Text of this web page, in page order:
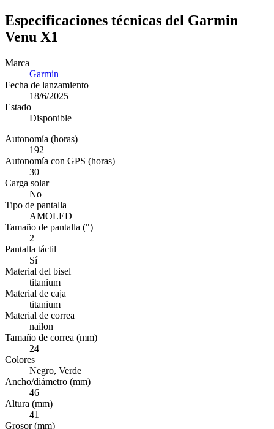
Especificaciones técnicas del Garmin
Venu X1
Marca
Garmin
Fecha de lanzamiento
18/6/2025
Estado
Disponible
Autonomía (horas)
192
Autonomía con GPS (horas)
30
Carga solar
No
Tipo de pantalla
AMOLED
Tamaño de pantalla (")
2
Pantalla táctil
Sí
Material del bisel
titanium
Material de caja
titanium
Material de correa
nailon
Tamaño de correa (mm)
24
Colores
Negro, Verde
Ancho/diámetro (mm)
46
Altura (mm)
41
Grosor (mm)